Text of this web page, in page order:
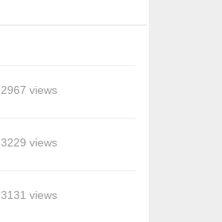
2967 views
3229 views
3131 views